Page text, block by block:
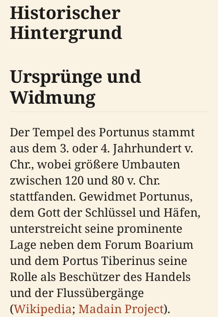
Historischer
Hintergrund
Ursprünge und
Widmung
Der Tempel des Portunus stammt
aus dem 3. oder 4. Jahrhundert v.
Chr., wobei größere Umbauten
zwischen 120 und 80 v. Chr.
stattfanden. Gewidmet Portunus,
dem Gott der Schlüssel und Häfen,
unterstreicht seine prominente
Lage neben dem Forum Boarium
und dem Portus Tiberinus seine
Rolle als Beschützer des Handels
und der Flussübergänge
(Wikipedia; Madain Project).